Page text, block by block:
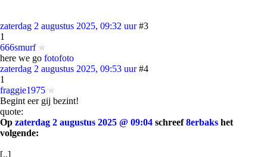
zaterdag 2 augustus 2025, 09:32 uur #3
1
666smurf
here we go fotofoto
zaterdag 2 augustus 2025, 09:53 uur #4
1
fraggie1975
Begint eer gij bezint!
quote:
Op zaterdag 2 augustus 2025 @ 09:04 schreef8erbaks het
volgende:
[..]